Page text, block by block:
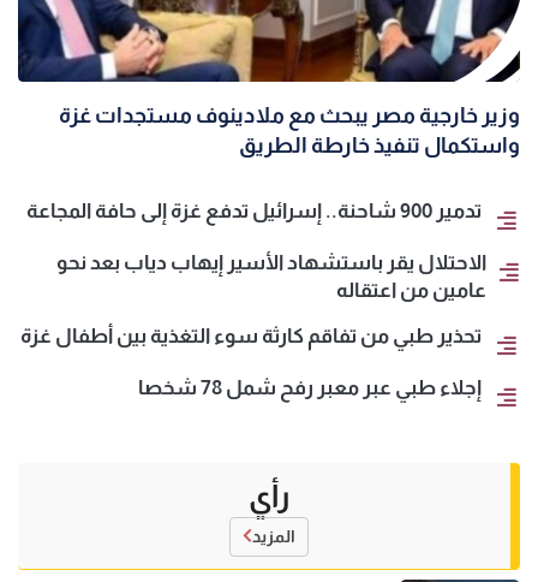
وزير خارجية مصر يبحث مع ملادينوف مستجدات غزة
واستكمال تنفيذ خارطة الطريق
تدمير 900 شاحنة.. إسرائيل تدفع غزة إلى حافة المجاعة
الاحتلال يقر باستشهاد الأسير إيهاب دياب بعد نحو
عامين من اعتقاله
تحذير طبي من تفاقم كارثة سوء التغذية بين أطفال غزة
إجلاء طبي عبر معبر رفح شمل 78 شخصا
رأي
المزيد